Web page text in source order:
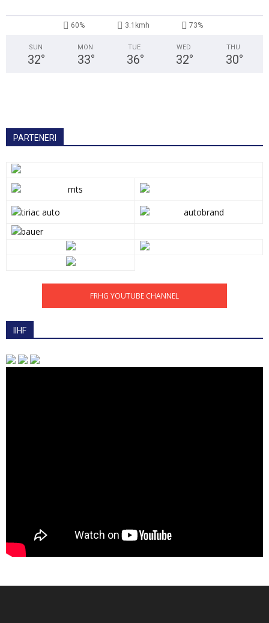
60% 3.1kmh 73%
SUN
32°
MON
33°
TUE
36°
WED
32°
THU
30°
PARTENERI
FRHG YOUTUBE CHANNEL
IIHF